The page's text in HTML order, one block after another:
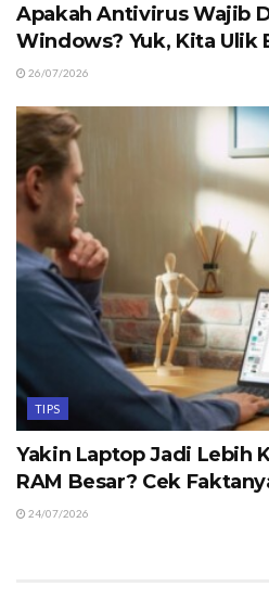
Apakah Antivirus Wajib
Windows? Yuk, Kita Ulik
26/07/2026
TIPS
Yakin Laptop Jadi Lebih
RAM Besar? Cek
24/07/2026